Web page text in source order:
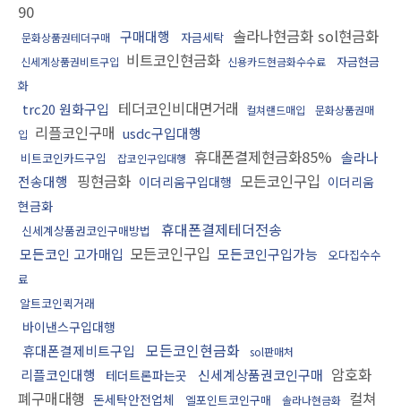
90
문화상품권테더구매 구매대행 자금세탁 솔라나현금화 sol현금화
신세계상품권비트구입 비트코인현금화 신용카드현금화수수료
자금현금
화
trc20 원화구입 테더코인비대면거래 컬쳐랜드매입
문화상품권매
입 리플코인구매 usdc구입대행
비트코인카드구입 잡코인구입대행 휴대폰결제현금화85% 솔라나
전송대행
핑현금화 이더리움구입대행 모든코인구입 이더리움
현금화
신세계상품권코인구매방법 휴대폰결제테더전송
모든코인 고가매입 모든코인구입 모든코인구입가능
오다집수수
료
알트코인퀵거래
바이낸스구입대행
휴대폰결제비트구입 모든코인현금화 sol판매처
리플코인대행 테더트론파는곳 신세계상품권코인구매 암호화
폐구매대행 돈세탁안전업체 엘포인트코인구매 솔라나현금화 컬쳐